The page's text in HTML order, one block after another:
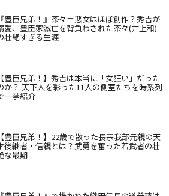
『豊臣兄弟！』茶々＝悪女はほぼ創作？秀吉が
愛、豊臣家滅亡を背負わされた茶々(井上和)
壮絶すぎる生涯
【豊臣兄弟！】秀吉は本当に「女狂い」だった
か？ 天下人を彩った11人の側室たちを時系列
一挙紹介
【豊臣兄弟！】22歳で散った長宗我部元親の天
後継者・信親とは？武勇を奮った若武者の壮
な最期